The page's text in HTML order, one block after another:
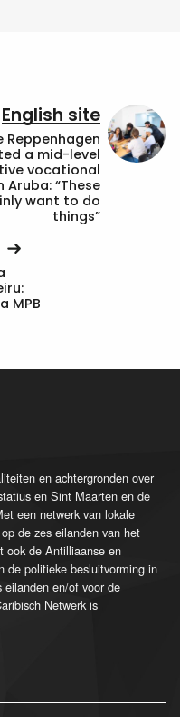
English site
Reppenhagen
a mid-level
vocational
“These
want to do
things”
MPB
en achtergronden over
en Sint Maarten en de
een netwerk van lokale
de zes eilanden van het
ook de Antilliaanse en
de politieke besluitvorming in
eilanden en/of voor de
Netwerk is